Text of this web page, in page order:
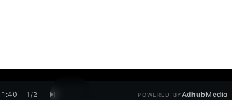
1:40 1 /2 POWERED BYAdhubMedia